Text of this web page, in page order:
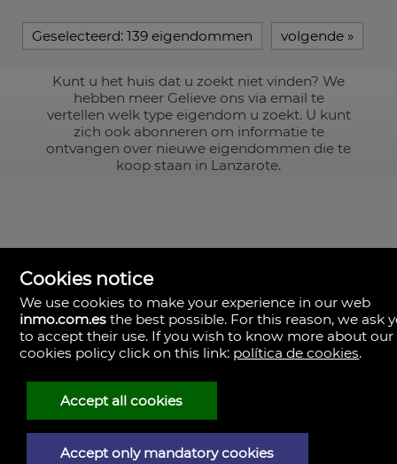
Geselecteerd: 139 eigendommen volgende »
Kunt u het huis dat u zoekt niet vinden? We
hebben meer Gelieve ons via email te
vertellen welk type eigendom u zoekt. U kunt
zich ook abonneren om informatie te
ontvangen over nieuwe eigendommen die te
koop staan in Lanzarote.
Juridische kennisgeving
Cookies notice
We use cookies to make your experience in our web
inmo.com.es the best possible. For this reason, we ask
to accept their use. If you wish to know more about our
cookies policy click on this link: política de cookies.
Accept all cookies
Accept only mandatory cookies